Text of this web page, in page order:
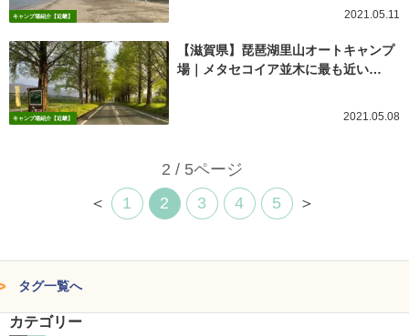
キャンプ場紹介【近畿】 2021.05.11
キャンプ場紹介【近畿】
【滋賀県】琵琶湖里山オートキャンプ
場｜メタセコイア並木に最も近い…
2021.05.08
2 / 5ページ
＜
1 2 3 4 5 ＞
タグ一覧へ
カテゴリー